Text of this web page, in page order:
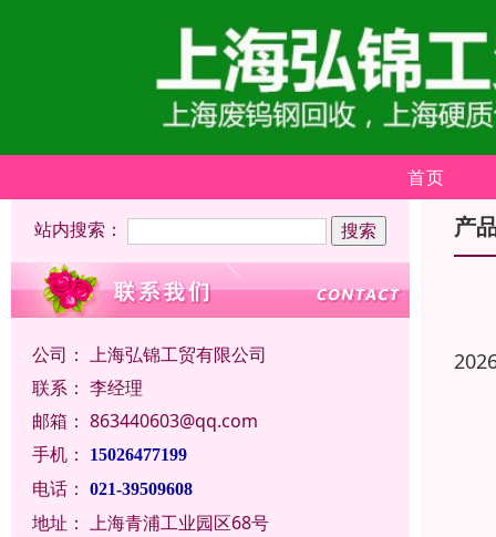
首页
站内搜索：
公司： 上海弘锦工贸有限公司
联系： 李经理
邮箱： 863440603@qq.com
手机：
15026477199
电话： 021-39509608
地址： 上海青浦工业园区68号
产